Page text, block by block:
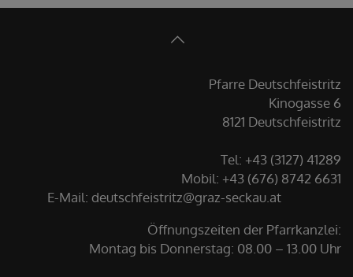
Pfarre Deutschfeistritz
Kinogasse 6
8121 Deutschfeistritz
Tel: +43 (3127) 41289
Mobil: +43 (676) 8742 6631
E-Mail: deutschfeistritz@graz-seckau.at
Öffnungszeiten der Pfarrkanzlei:
Montag bis Donnerstag: 08.00 – 13.00 Uhr